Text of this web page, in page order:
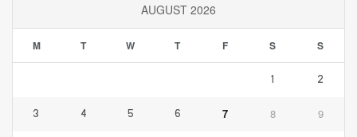
AUGUST 2026
M T W T F S S
1 2
3 4 5 6 7 8 9